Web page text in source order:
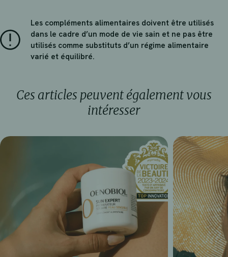
Les compléments alimentaires doivent être utilisés
dans le cadre d’un mode de vie sain et ne pas être
utilisés comme substituts d’un régime alimentaire
varié et équilibré.
Ces articles peuvent également vous
intéresser